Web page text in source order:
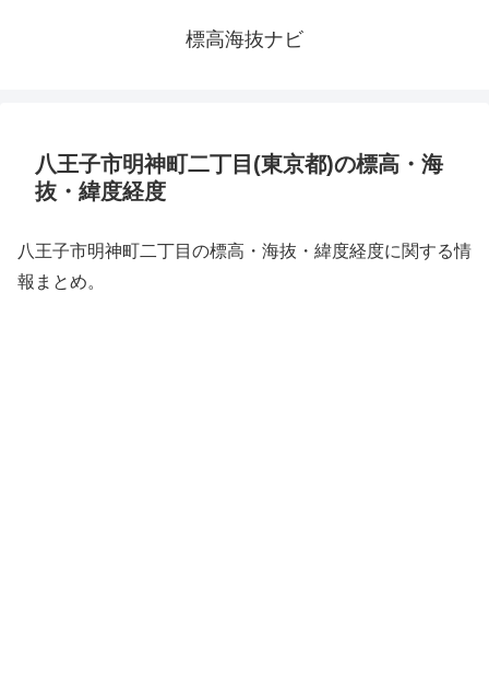
標高海抜ナビ
八王子市明神町二丁目(東京都)の標高・海
抜・緯度経度
八王子市明神町二丁目の標高・海抜・緯度経度に関する情
報まとめ。